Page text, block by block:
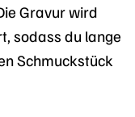
Gravur wird
sodass du lange
Schmuckstück